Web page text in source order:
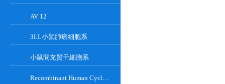
AV 12
3LL小鼠肺癌細胞系
小鼠間充質干細胞系
Recombinant Human Cyclin-Dependent Kinase Inhibitor 2A